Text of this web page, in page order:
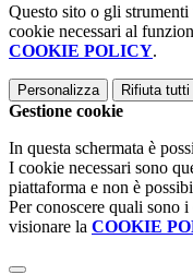
Questo sito o gli
cookie necessari al
COOKIE POLICY.
Personalizza Rifiuta tutti
Gestione cookie
In questa schermata è
I cookie necessari sono
piattaforma e non è
Per conoscere quali sono
visionare la COOKIE